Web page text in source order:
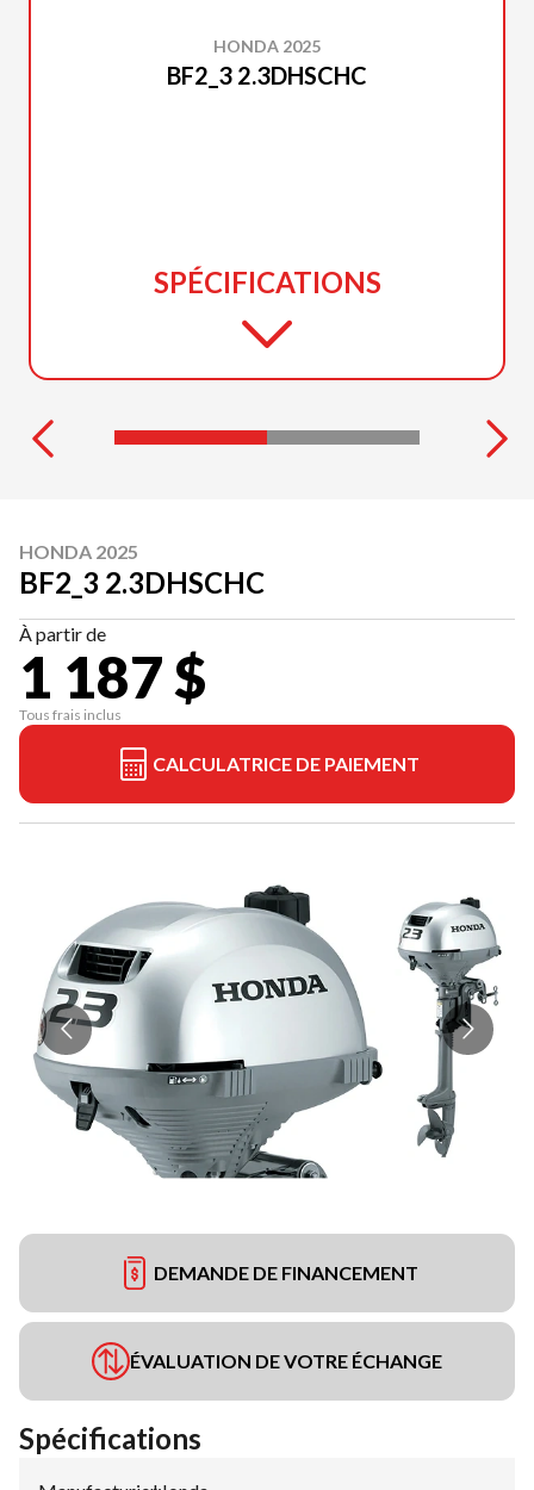
HONDA 2025
BF2_3 2.3DHSCHC
SPÉCIFICATIONS
HONDA 2025
BF2_3 2.3DHSCHC
À partir de
1 187 $
Tous frais inclus
CALCULATRICE DE PAIEMENT
DEMANDE DE FINANCEMENT
ÉVALUATION DE VOTRE ÉCHANGE
Spécifications